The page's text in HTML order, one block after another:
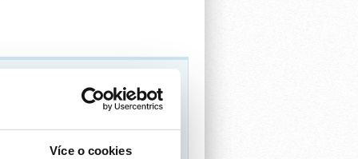
Více o cookies
77,areál GW LOGISTICS